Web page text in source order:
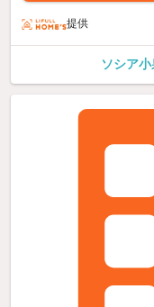
提供
ソシア